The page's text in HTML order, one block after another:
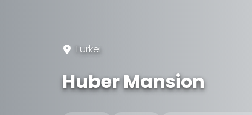
Türkei
Huber Mansion